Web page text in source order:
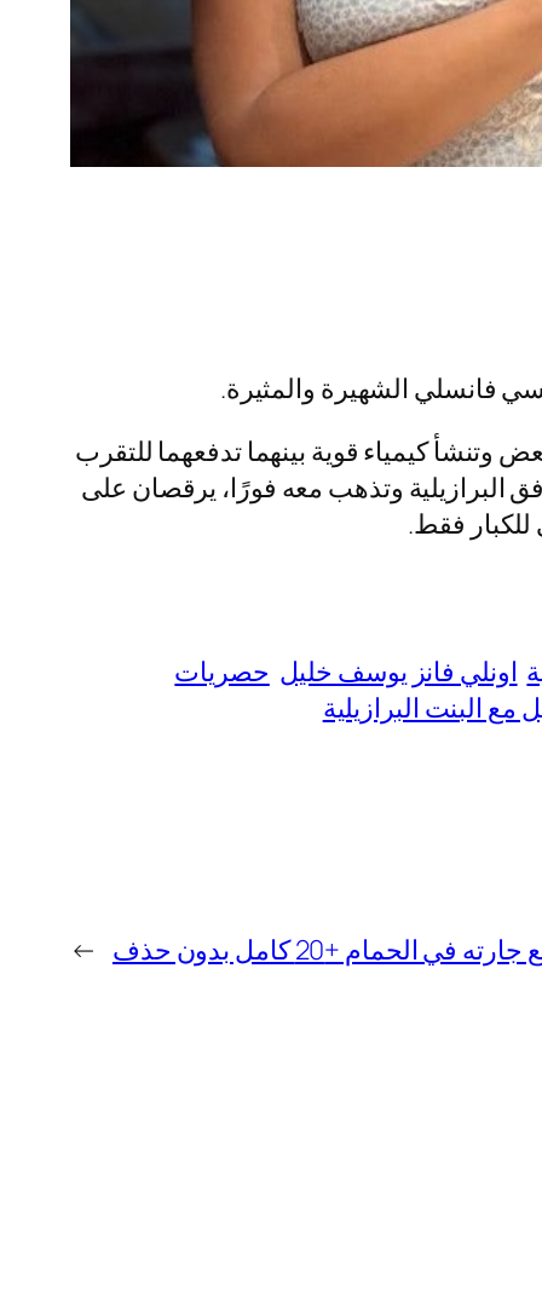
وتنشأ كيمياء قوية بينهما تدفعهما للتقرب
البرازيلية وتذهب معه فورًا، يرقصان على
للكبار فقط.
اونلي فانز يوسف خليل حصريات
البنت البرازيلية
الحمام +20 كامل بدون حذف →